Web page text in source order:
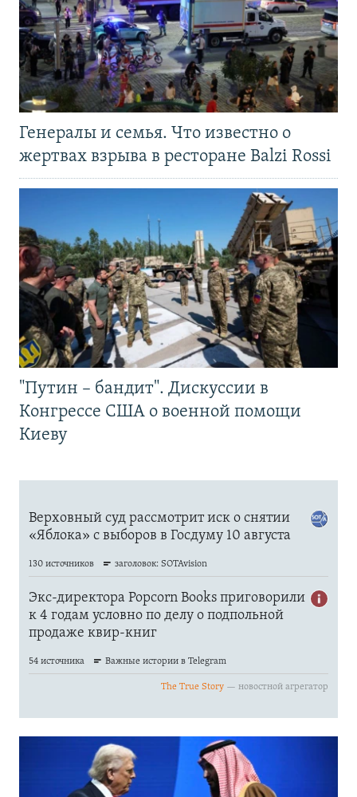
Генералы и семья. Что известно о
жертвах взрыва в ресторане Balzi Rossi
"Путин – бандит". Дискуссии в
Конгрессе США о военной помощи
Киеву